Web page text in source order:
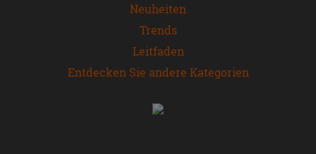
Neuheiten
Trends
Leitfaden
Entdecken Sie andere Kategorien